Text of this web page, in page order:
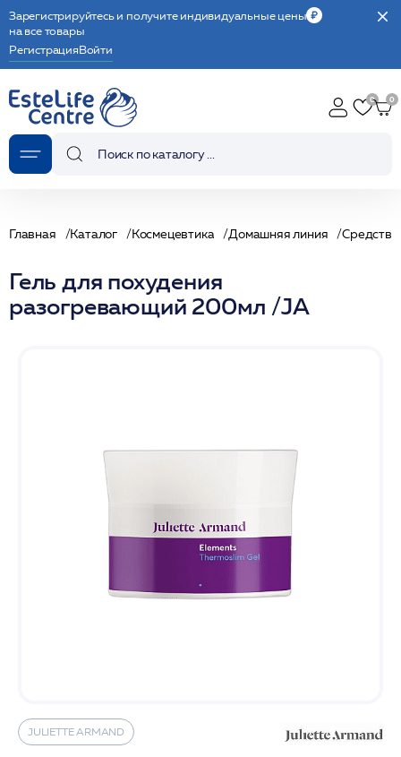
Зарегистрируйтесь и получите индивидуальные цены
на все товары
РегистрацияВойти
Главная Каталог Космецевтика Домашняя линия Средства
Гель для похудения
разогревающий 200мл /JA
JULIETTE ARMAND